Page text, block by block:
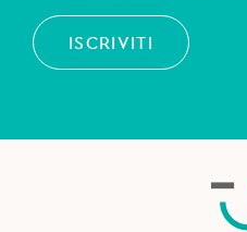
ISCRIVITI